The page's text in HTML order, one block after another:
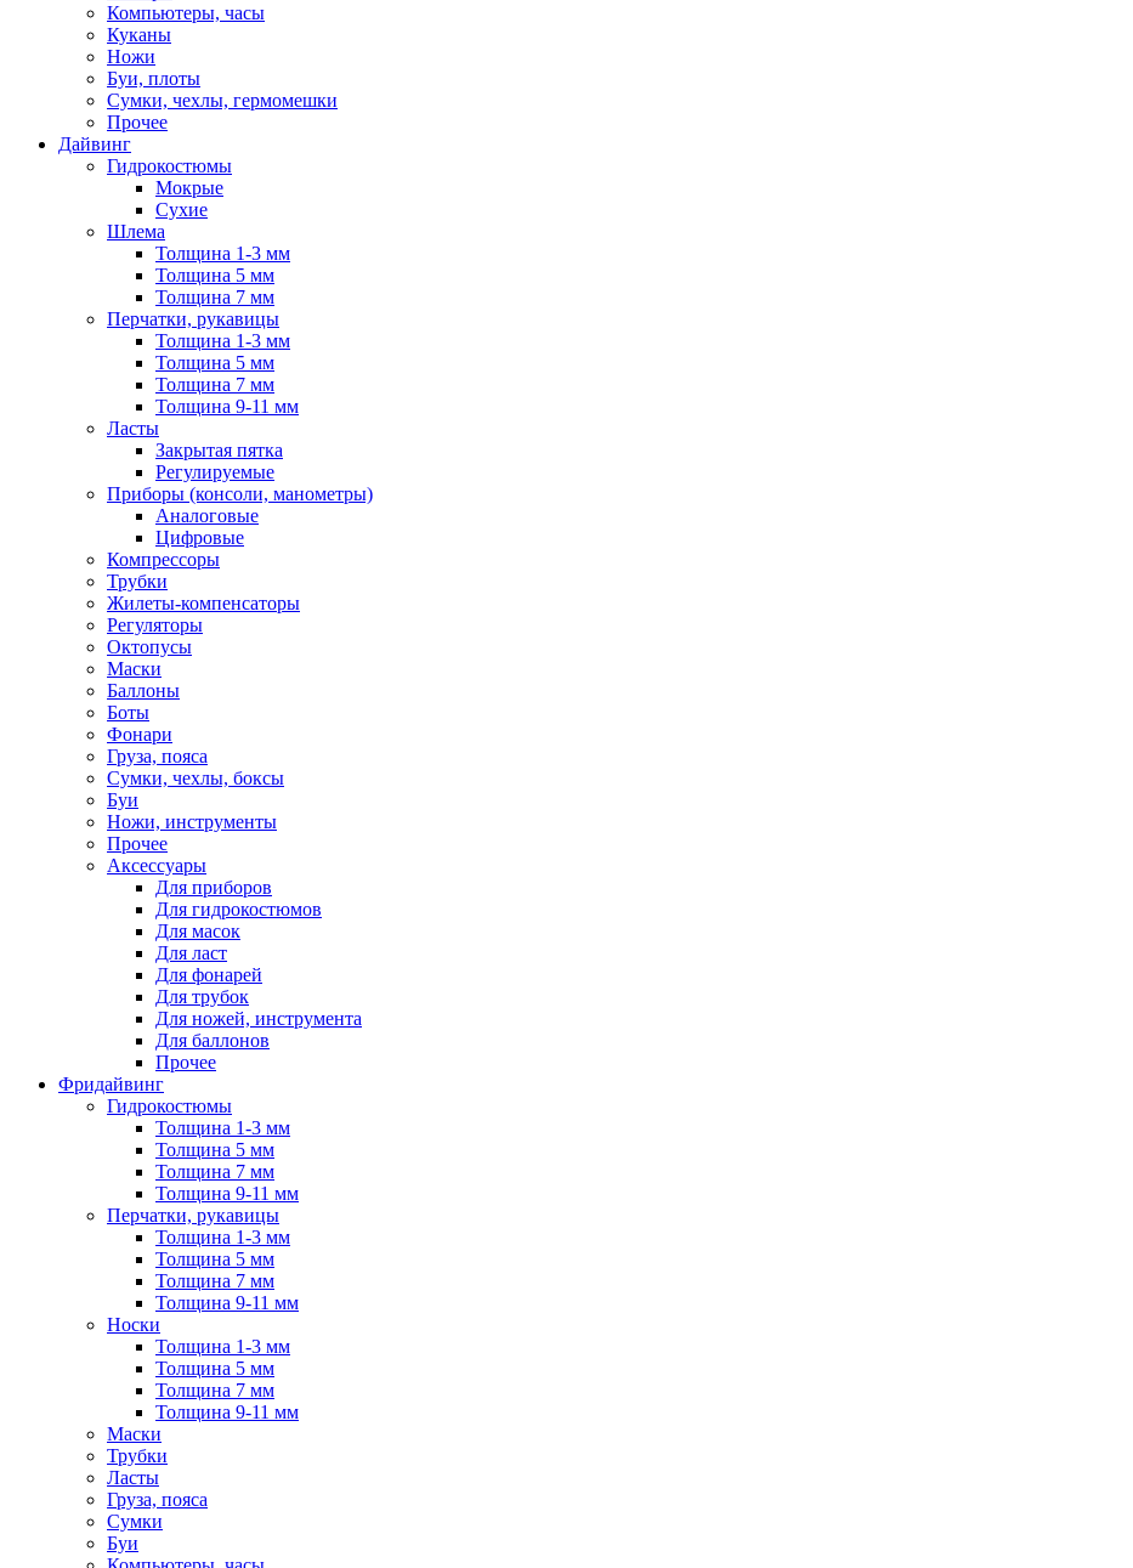
Компьютеры, часы
Куканы
Ножи
Буи, плоты
Сумки, чехлы, гермомешки
Прочее
Дайвинг
Гидрокостюмы
Мокрые
Сухие
Шлема
Толщина 1-3 мм
Толщина 5 мм
Толщина 7 мм
Перчатки, рукавицы
Толщина 1-3 мм
Толщина 5 мм
Толщина 7 мм
Толщина 9-11 мм
Ласты
Закрытая пятка
Регулируемые
Приборы (консоли, манометры)
Аналоговые
Цифровые
Компрессоры
Трубки
Жилеты-компенсаторы
Регуляторы
Октопусы
Маски
Баллоны
Боты
Фонари
Груза, пояса
Сумки, чехлы, боксы
Буи
Ножи, инструменты
Прочее
Аксессуары
Для приборов
Для гидрокостюмов
Для масок
Для ласт
Для фонарей
Для трубок
Для ножей, инструмента
Для баллонов
Прочее
Фридайвинг
Гидрокостюмы
Толщина 1-3 мм
Толщина 5 мм
Толщина 7 мм
Толщина 9-11 мм
Перчатки, рукавицы
Толщина 1-3 мм
Толщина 5 мм
Толщина 7 мм
Толщина 9-11 мм
Носки
Толщина 1-3 мм
Толщина 5 мм
Толщина 7 мм
Толщина 9-11 мм
Маски
Трубки
Ласты
Груза, пояса
Сумки
Буи